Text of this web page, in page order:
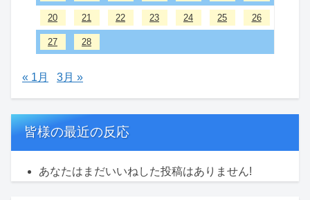
20 21 22 23 24 25 26
27 28
« 1月 3月 »
皆様の最近の反応
あなたはまだいいねした投稿はありません!